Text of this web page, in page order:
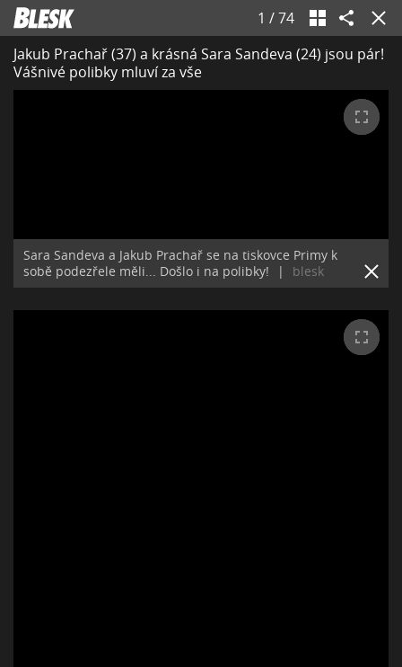
1 /74
Jakub Prachař (37) a krásná Sara Sandeva (24) jsou pár!
Vášnivé polibky mluví za vše
Sara Sandeva a Jakub Prachař se na tiskovce Primy k
sobě podezřele měli... Došlo i na polibky!
| blesk